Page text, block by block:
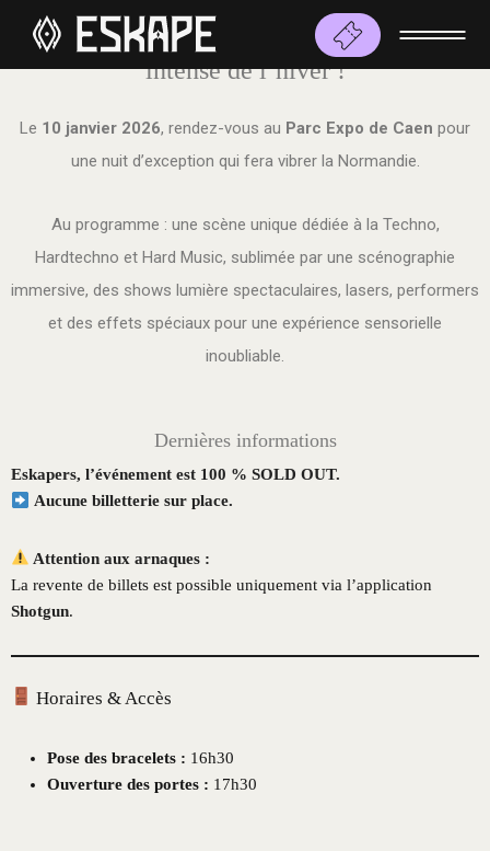
ESKAPE Winter Edition – La nuit la plus
intense de l’hiver !
Le 10 janvier 2026, rendez-vous au Parc Expo de Caen pour
une nuit d’exception qui fera vibrer la Normandie.
Au programme : une scène unique dédiée à la Techno,
Hardtechno et Hard Music, sublimée par une scénographie
immersive, des shows lumière spectaculaires, lasers, performers
et des effets spéciaux pour une expérience sensorielle
inoubliable.
Dernières informations
Eskapers, l’événement est 100 % SOLD OUT.
Aucune billetterie sur place.
Attention aux arnaques :
La revente de billets est possible uniquement via l’application
Shotgun.
Horaires & Accès
Pose des bracelets : 16h30
Ouverture des portes : 17h30